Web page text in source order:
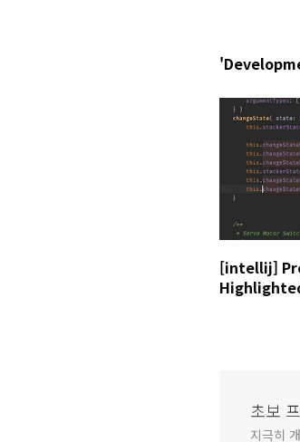
[intellij]
초보
지극히